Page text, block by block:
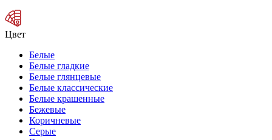
Цвет
Белые
Белые гладкие
Белые глянцевые
Белые классические
Белые крашенные
Бежевые
Коричневые
Серые